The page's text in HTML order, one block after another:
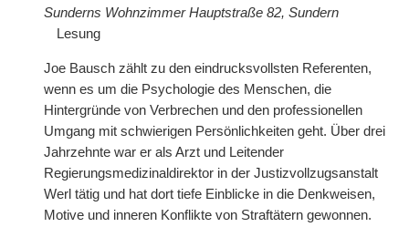
Sunderns WohnzimmerHauptstraße 82, Sundern
Lesung
Joe Bausch zählt zu den eindrucksvollsten Referenten,
wenn es um die Psychologie des Menschen, die
Hintergründe von Verbrechen und den professionellen
Umgang mit schwierigen Persönlichkeiten geht. Über drei
Jahrzehnte war er als Arzt und Leitender
Regierungsmedizinaldirektor in der Justizvollzugsanstalt
Werl tätig und hat dort tiefe Einblicke in die Denkweisen,
Motive und inneren Konflikte von Straftätern gewonnen.